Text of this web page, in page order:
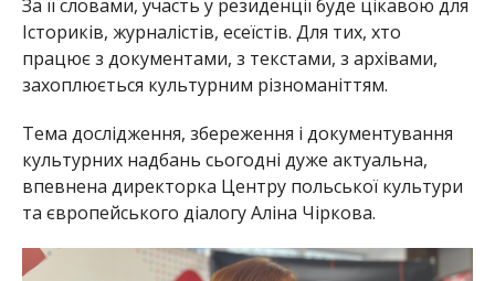
За її словами, участь у резиденції буде цікавою для
Істориків, журналістів, есеїстів. Для тих, хто
працює з документами, з текстами, з архівами,
захоплюється культурним різноманіттям.
Тема дослідження, збереження і документування
культурних надбань сьогодні дуже актуальна,
впевнена директорка Центру польської культури
та європейського діалогу Аліна Чіркова.